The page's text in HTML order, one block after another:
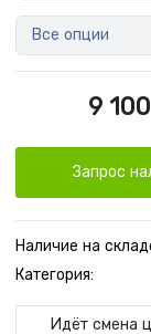
Все опции
9
Запрос
Наличие на
Категория:
Идёт смена